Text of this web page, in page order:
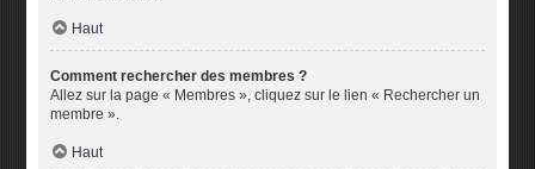
Haut
Comment rechercher des membres ?
Allez sur la page « Membres », cliquez sur le lien « Rechercher un
membre ».
Haut